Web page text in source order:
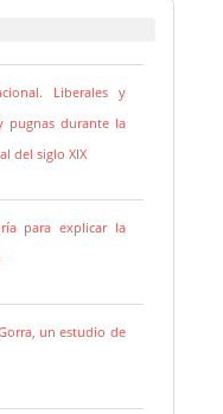
Liberales y
pugnas durante la
del siglo XIX
para explicar la
un estudio de